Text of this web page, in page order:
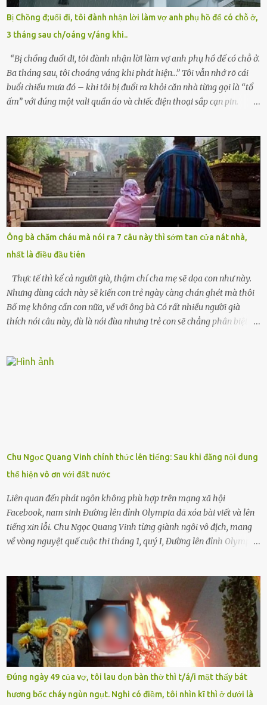
mê man sau sinh, hoàn toàn không hay biết chuyện gì xảy ra.
Thiếu úy Nguyễn Thị Mai, một nữ cảnh sát công tác tại địa phương,
tình cờ chứng kiến giây phút bé bị đưa đi trong lặng lẽ. Nét mặt đỏ
hỏn, bàn tay bé xíu co quắp, ...
Bị Chồng đ;uổi đi, tôi đành nhận lời làm vợ anh phụ hồ để có chỗ ở,
3 tháng sau ch/oáng v/áng khi..
“Bị chồng đuổi đi, tôi đành nhận lời làm vợ anh phụ hồ để có chỗ ở.
Ba tháng sau, tôi choáng váng khi phát hiện…” Tôi vẫn nhớ rõ cái
buổi chiều mưa đó – khi tôi bị đuổi ra khỏi căn nhà từng gọi là “tổ
ấm” với đúng một vali quần áo và chiếc điện thoại sắp cạn pin.
cưới cô để có con. Không phải để nuôi một cái thân bất tài chỉ biết
khóc lóc,” anh ta gằn giọng, đẩy mạnh cánh cửa trước mặt tôi.
Tiếng cánh cửa đóng lại, vang lên như một bản án lạnh lùng. Tôi
đứng chết lặng giữa cơn mưa, không biết đi đâu, về đâu. Bố mẹ tôi
mất sớm. Tôi chẳng có anh chị em. Họ hàng cũng thưa thớt, chẳng
ai thân thiết đến mức có thể mở lòng cho tôi tá túc. Bạn bè? Ai cũng
bận rộn với gia đình riêng của họ. Tôi đã từng đặt cược cả thanh
xuân vào người chồng ấy – và giờ, tôi chỉ còn lại chính mình. Tôi lên
chiếc xe buýt cuối ngày, trốn chạy khỏi thành phố và nỗi đau. Tôi v...
Ông bà chăm cháu mà nói ra 7 câu này thì sớm tan cửa nát nhà,
nhất là điều đầu tiên
Thực tế thì kể cả người già, thậm chí cha mẹ sẽ dọa con như này.
Nhưng dùng cách này sẽ kiến con trẻ ngày càng chán ghét mà thôi
Bố mẹ không cần con nữa, về với ông bà Có rất nhiều người già
thích nói câu này, dù là nói đùa nhưng trẻ con sẽ chẳng phân biệt
khuyên nhủ con thật cẩn thận. Nếu cháu không nghe lời, cảnh sát
để được giúp đỡ thì có thể sẽ bỏ lỡ cơ hội và gặp nguy hiểm. Trẻ con
có biết gì đâu Nhiều người cứ coi trẻ còn nhỏ nên dù có phạm sai
lầm, thì họ cũng không trách mắng. Nhưng nếu người lớn tuổi
không dạy con cẩn...
Chu Ngọc Quang Vinh chính thức lên tiếng: Sau khi đăng nội dung
thể hiện vô ơn với đất nước
Liên quan đến phát ngôn không phù hợp trên mạng xã hội
Facebook, nam sinh Đường lên đỉnh Olympia đã xóa bài viết và lên
tiếng xin lỗi. Chu Ngọc Quang Vinh từng giành ngôi vô địch, mang
về vòng nguyệt quế cuộc thi tháng 1, quý I, Đường lên đỉnh Olympia.
chưa phù hợp, gây xôn xao, bức xúc trong dư luận. Ngay sau đó,
Trường THPT Chuyên Nguyễn Tất Thành báo cáo xác nhận tài
khoản Chu Vinh là của học sinh Chu Ngọc Quang Vinh, lớp 12 Anh
của nhà trường. Nam sinh này từng giành ngôi vô địch, mang về
vòng nguyệt quế cuộc thi tháng 1, quý I, Đường lên đỉnh Olympia
năm thứ 24. Quá trình giáo dục, học sinh Chu Ngọc Quang Vinh đã
nhận thức được nội dung bài viết của bản thân trên mạng xã hội
ngày 1.9 là chưa phù hợp nên đã chủ động gỡ bài viết và đăng bài
xin lỗi trên trang Facebook cá nhân. Chu Ngọc Quang Vinh làm việc
Đúng ngày 49 của vợ, tôi lau dọn bàn thờ thì t/á/i mặt thấy bát
hương bốc cháy ngùn ngụt. Nghi có điềm, tôi nhìn kĩ thì ở dưới là